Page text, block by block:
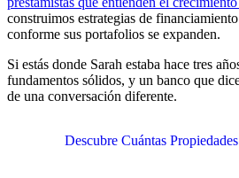
construimos estrategias de
conforme sus portafolios se expanden.
Si estás donde Sarah estaba hace tres
fundamentos sólidos, y un banco que
de una conversación diferente.
Descubre Cuántas